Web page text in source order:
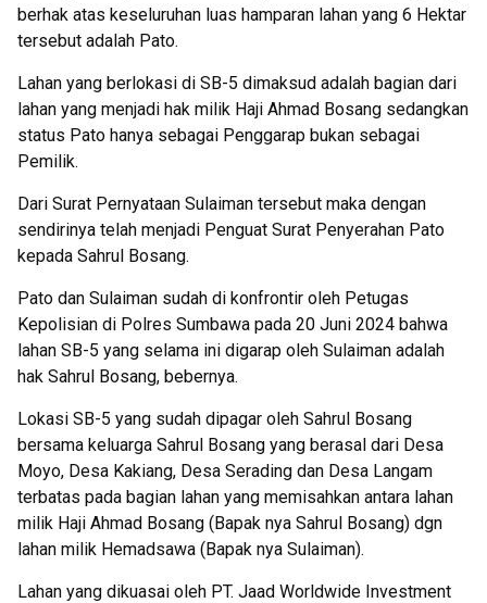
berhak atas keseluruhan luas hamparan lahan yang 6 Hektar
tersebut adalah Pato.
Lahan yang berlokasi di SB-5 dimaksud adalah bagian dari
lahan yang menjadi hak milik Haji Ahmad Bosang sedangkan
status Pato hanya sebagai Penggarap bukan sebagai
Pemilik.
Dari Surat Pernyataan Sulaiman tersebut maka dengan
sendirinya telah menjadi Penguat Surat Penyerahan Pato
kepada Sahrul Bosang.
Pato dan Sulaiman sudah di konfrontir oleh Petugas
Kepolisian di Polres Sumbawa pada 20 Juni 2024 bahwa
lahan SB-5 yang selama ini digarap oleh Sulaiman adalah
hak Sahrul Bosang, bebernya.
Lokasi SB-5 yang sudah dipagar oleh Sahrul Bosang
bersama keluarga Sahrul Bosang yang berasal dari Desa
Moyo, Desa Kakiang, Desa Serading dan Desa Langam
terbatas pada bagian lahan yang memisahkan antara lahan
milik Haji Ahmad Bosang (Bapak nya Sahrul Bosang) dgn
lahan milik Hemadsawa (Bapak nya Sulaiman).
Lahan yang dikuasai oleh PT. Jaad Worldwide Investment